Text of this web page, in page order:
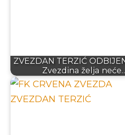
ZVEZDAN TERZIĆ
Zvezdina želja